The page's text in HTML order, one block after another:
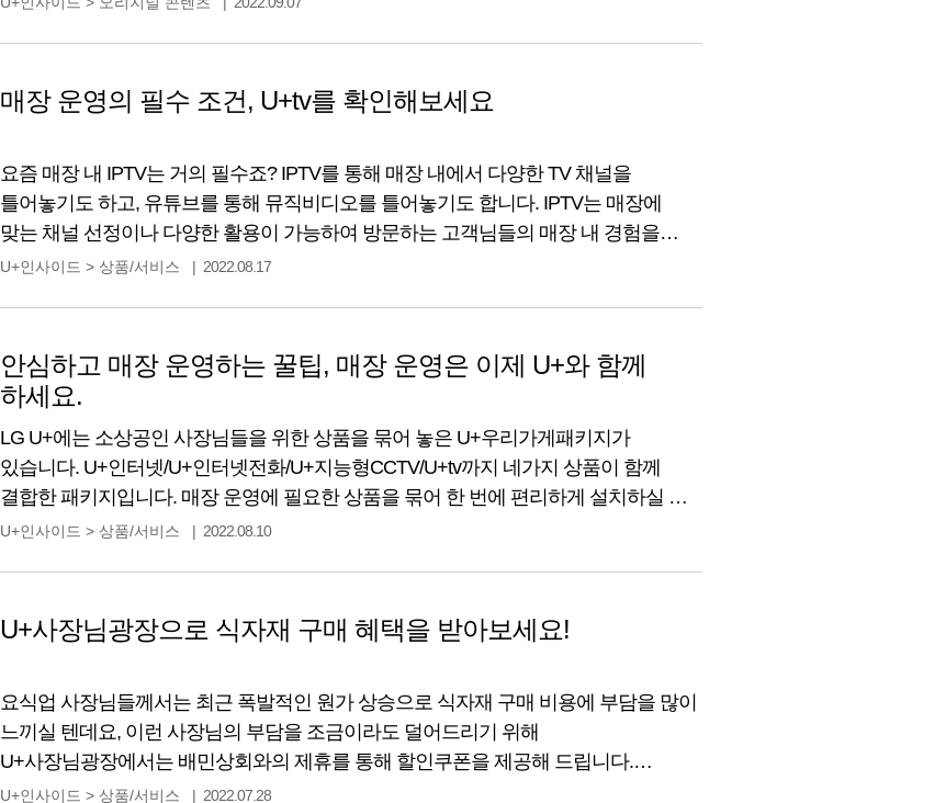
매장 운영의 필수 조건, U+tv를 확인해보세요
요즘 매장 내 IPTV는 거의 필수죠? IPTV를 통해 매장 내에서 다양한 TV 채널을
틀어놓기도 하고, 유튜브를 통해 뮤직비디오를 틀어놓기도 합니다. IPTV는 매장에
맞는 채널 선정이나 다양한 활용이 가능하여 방문하는 고객님들의 매장 내 경험을
향상시키는 데 도움이 됩니다. 현재 U+인터넷을 활용 중인 소상공인
U+인사이드 > 상품/서비스 2022.08.17
안심하고 매장 운영하는 꿀팁, 매장 운영은 이제 U+와 함께
하세요.
LG U+에는 소상공인 사장님들을 위한 상품을 묶어 놓은 U+우리가게패키지가
있습니다. U+인터넷/U+인터넷전화/U+지능형CCTV/U+tv까지 네가지 상품이 함께
결합한 패키지입니다. 매장 운영에 필요한 상품을 묶어 한 번에 편리하게 설치하실 수
있고, 또 가격까지 합리적입니다. 이번에는 실제로 U+우리가게패키지를 활용 중인
가져왔습니다. 카페라라는 U+우리가게패키지를
U+인사이드 > 상품/서비스 2022.08.10
U+사장님광장으로 식자재 구매 혜택을 받아보세요!
요식업 사장님들께서는 최근 폭발적인 원가 상승으로 식자재 구매 비용에 부담을 많이
느끼실 텐데요, 이런 사장님의 부담을 조금이라도 덜어드리기 위해
U+사장님광장에서는 배민상회와의 제휴를 통해 할인쿠폰을 제공해 드립니다.
U+사장님광장이란 U+인터넷 가입 고객 대상 사장님이 자주 쓰는 매장관리 기능을
U+인사이드 > 상품/서비스 2022.07.28